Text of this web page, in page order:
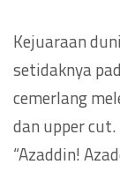
Kejuaraan
setidaknya
cemerlang
dan upper
“Azaddin!